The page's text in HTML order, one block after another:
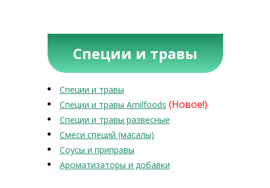
Специи и травы
Специи и травы
Специи и травы Amilfoods (Новое!)
Специи и травы развесные
Смеси специй (масалы)
Соусы и приправы
Ароматизаторы и добавки